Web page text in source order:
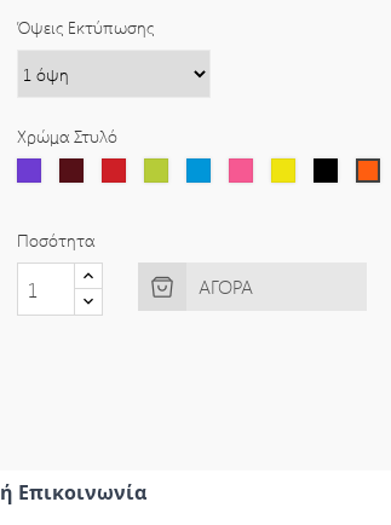
Όψεις Εκτύπωσης
Χρώμα Στυλό
Ποσότητα
ΑΓΟΡΆ
Επικοινωνία